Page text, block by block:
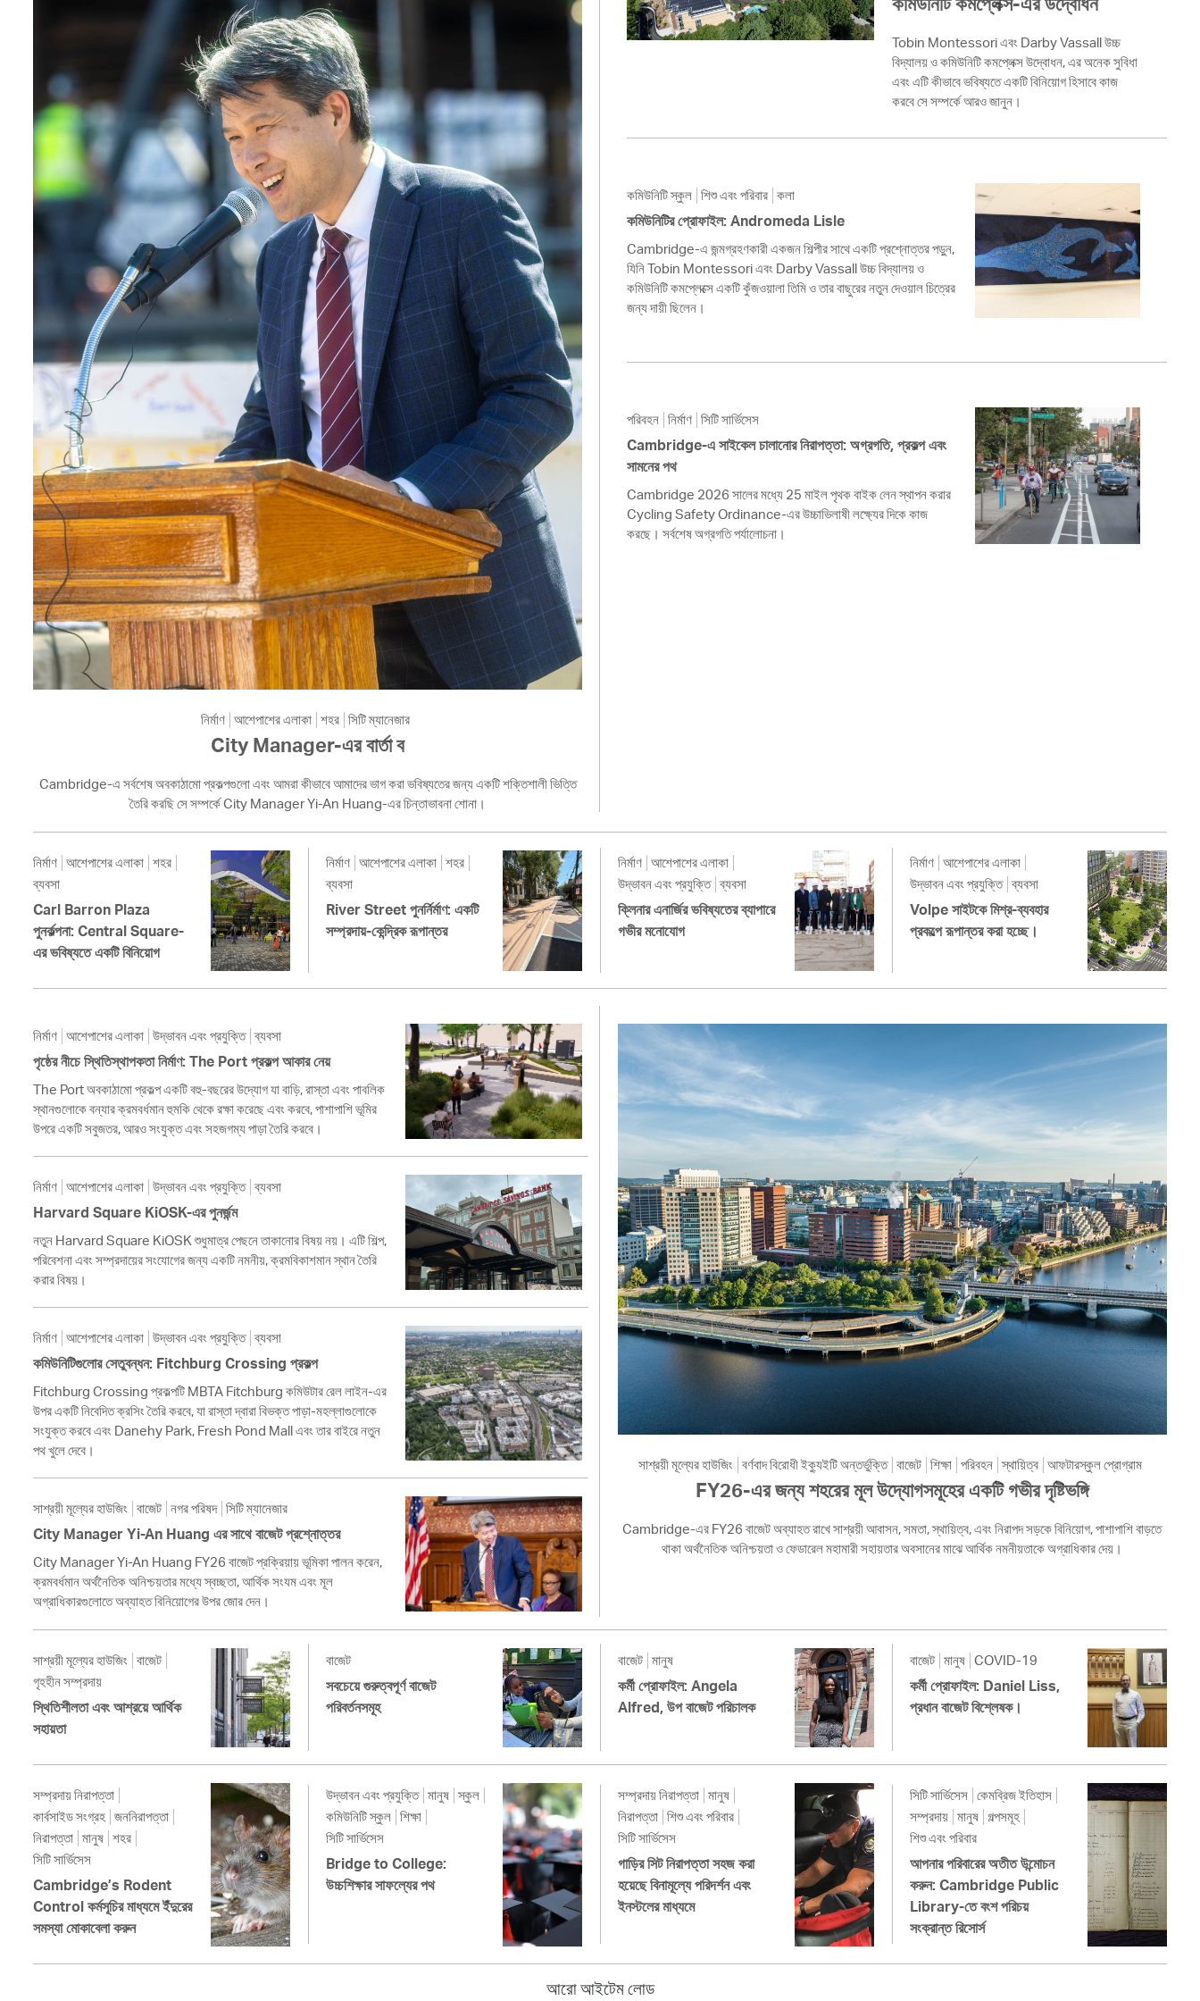
Pay Bills Online
Property Database
নির্মাণ আশেপাশের এলাকা শহর সিটি ম্যানেজার
City Manager-এর বার্তা ব
Cambridge-এ সর্বশেষ অবকাঠামো প্রকল্পগুলো এবং আমরা কীভাবে আমাদের ভাগ করা ভবিষ্যতের জন্য একটি শক্তিশালী ভিত্তি
তৈরি করছি সে সম্পর্কে City Manager Yi-An Huang-এর চিন্তাভাবনা শোনা।
Tobin Montessori এবং Darby Vassall উচ্চ
বিদ্যালয় ও কমিউনিটি কমপ্লেক্স উদ্বোধন, এর অনেক সুবিধা
এবং এটি কীভাবে ভবিষ্যতে একটি বিনিয়োগ হিসাবে কাজ
করবে সে সম্পর্কে আরও জানুন।
কমিউনিটি স্কুল শিশু এবং পরিবার কলা
কমিউনিটির প্রোফাইল: Andromeda Lisle
Cambridge-এ জন্মগ্রহণকারী একজন শিল্পীর সাথে একটি প্রশ্নোত্তর পড়ুন,
যিনি Tobin Montessori এবং Darby Vassall উচ্চ বিদ্যালয় ও
কমিউনিটি কমপ্লেক্সে একটি কুঁজওয়ালা তিমি ও তার বাছুরের নতুন দেওয়াল চিত্রের
জন্য দায়ী ছিলেন।
পরিবহন নির্মাণ সিটি সার্ভিসেস
Cambridge-এ সাইকেল চালানোর নিরাপত্তা: অগ্রগতি, প্রকল্প এবং
সামনের পথ
Cambridge 2026 সালের মধ্যে 25 মাইল পৃথক বাইক লেন স্থাপন করার
Cycling Safety Ordinance-এর উচ্চাভিলাষী লক্ষ্যের দিকে কাজ
করছে। সর্বশেষ অগ্রগতি পর্যালোচনা।
নির্মাণ আশেপাশের এলাকা শহর
ব্যবসা
Carl Barron Plaza
পুনর্কল্পনা: Central Square-
এর ভবিষ্যতে একটি বিনিয়োগ
নির্মাণ আশেপাশের এলাকা শহর
ব্যবসা
River Street পুনর্নির্মাণ: একটি
সম্প্রদায়-কেন্দ্রিক রূপান্তর
নির্মাণ আশেপাশের এলাকা
উদ্ভাবন এবং প্রযুক্তি ব্যবসা
ক্লিনার এনার্জির ভবিষ্যতের ব্যাপারে
গভীর মনোযোগ
নির্মাণ আশেপাশের এলাকা
উদ্ভাবন এবং প্রযুক্তি ব্যবসা
Volpe সাইটকে মিশ্র-ব্যবহার
প্রকল্পে রূপান্তর করা হচ্ছে।
নির্মাণ আশেপাশের এলাকা উদ্ভাবন এবং প্রযুক্তি ব্যবসা
পৃষ্ঠের নীচে স্থিতিস্থাপকতা নির্মাণ: The Port প্রকল্প আকার নেয়
The Port অবকাঠামো প্রকল্প একটি বহু-বছরের উদ্যোগ যা বাড়ি, রাস্তা এবং পাবলিক
স্থানগুলোকে বন্যার ক্রমবর্ধমান হুমকি থেকে রক্ষা করেছে এবং করবে, পাশাপাশি ভূমির
উপরে একটি সবুজতর, আরও সংযুক্ত এবং সহজগম্য পাড়া তৈরি করবে।
নির্মাণ আশেপাশের এলাকা উদ্ভাবন এবং প্রযুক্তি ব্যবসা
Harvard Square KiOSK-এর পুনর্জন্ম
নতুন Harvard Square KiOSK শুধুমাত্র পেছনে তাকানোর বিষয় নয়। এটি শিল্প,
পরিবেশনা এবং সম্প্রদায়ের সংযোগের জন্য একটি নমনীয়, ক্রমবিকাশমান স্থান তৈরি
করার বিষয়।
নির্মাণ আশেপাশের এলাকা উদ্ভাবন এবং প্রযুক্তি ব্যবসা
কমিউনিটিগুলোর সেতুবন্ধন: Fitchburg Crossing প্রকল্প
Fitchburg Crossing প্রকল্পটি MBTA Fitchburg কমিউটার রেল লাইন-এর
উপর একটি নিবেদিত ক্রসিং তৈরি করবে, যা রাস্তা দ্বারা বিভক্ত পাড়া-মহল্লাগুলোকে
সংযুক্ত করবে এবং Danehy Park, Fresh Pond Mall এবং তার বাইরে নতুন
পথ খুলে দেবে।
সাশ্রয়ী মূল্যের হাউজিং বাজেট নগর পরিষদ সিটি ম্যানেজার
City Manager Yi-An Huang এর সাথে বাজেট প্রশ্নোত্তর
City Manager Yi-An Huang FY26 বাজেট প্রক্রিয়ায় ভূমিকা পালন করেন,
ক্রমবর্ধমান অর্থনৈতিক অনিশ্চয়তার মধ্যে স্বচ্ছতা, আর্থিক সংযম এবং মূল
অগ্রাধিকারগুলোতে অব্যাহত বিনিয়োগের উপর জোর দেন।
সাশ্রয়ী মূল্যের হাউজিং বর্ণবাদ বিরোধী ইক্যুইটি অন্তর্ভুক্তি বাজেট শিক্ষা পরিবহন স্থায়িত্ব আফটারস্কুল প্রোগ্রাম
FY26-এর জন্য শহরের মূল উদ্যোগসমূহের একটি গভীর দৃষ্টিভঙ্গি
Cambridge-এর FY26 বাজেট অব্যাহত রাখে সাশ্রয়ী আবাসন, সমতা, স্থায়িত্ব, এবং নিরাপদ সড়কে বিনিয়োগ, পাশাপাশি বাড়তে
থাকা অর্থনৈতিক অনিশ্চয়তা ও ফেডারেল মহামারী সহায়তার অবসানের মাঝে আর্থিক নমনীয়তাকে অগ্রাধিকার দেয়।
সাশ্রয়ী মূল্যের হাউজিং বাজেট
গৃহহীন সম্প্রদায়
স্থিতিশীলতা এবং আশ্রয়ে আর্থিক
সহায়তা
বাজেট
সবচেয়ে গুরুত্বপূর্ণ বাজেট
পরিবর্তনসমূহ
বাজেট মানুষ
কর্মী প্রোফাইল: Angela
Alfred, উপ বাজেট পরিচালক
বাজেট মানুষ COVID-19
কর্মী প্রোফাইল: Daniel Liss,
প্রধান বাজেট বিশ্লেষক।
সম্প্রদায় নিরাপত্তা
কার্বসাইড সংগ্রহ জননিরাপত্তা
নিরাপত্তা মানুষ শহর
সিটি সার্ভিসেস
Cambridge’s Rodent
Control কর্মসূচির মাধ্যমে ইঁদুরের
সমস্যা মোকাবেলা করুন
উদ্ভাবন এবং প্রযুক্তি মানুষ স্কুল
কমিউনিটি স্কুল শিক্ষা
সিটি সার্ভিসেস
Bridge to College:
উচ্চশিক্ষার সাফল্যের পথ
সম্প্রদায় নিরাপত্তা মানুষ
নিরাপত্তা শিশু এবং পরিবার
সিটি সার্ভিসেস
গাড়ির সিট নিরাপত্তা সহজ করা
হয়েছে বিনামূল্যে পরিদর্শন এবং
ইনস্টলের মাধ্যমে
সিটি সার্ভিসেস কেমব্রিজ ইতিহাস
সম্প্রদায় মানুষ গল্পসমূহ
শিশু এবং পরিবার
আপনার পরিবারের অতীত উন্মোচন
করুন: Cambridge Public
Library-তে বংশ পরিচয়
সংক্রান্ত রিসোর্স
আরো আইটেম লোড